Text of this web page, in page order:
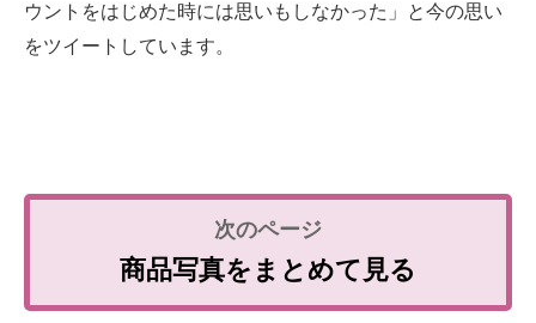
ウントをはじめた時には思いもしなかった」と今の思い
をツイートしています。
商品写真をまとめて見る